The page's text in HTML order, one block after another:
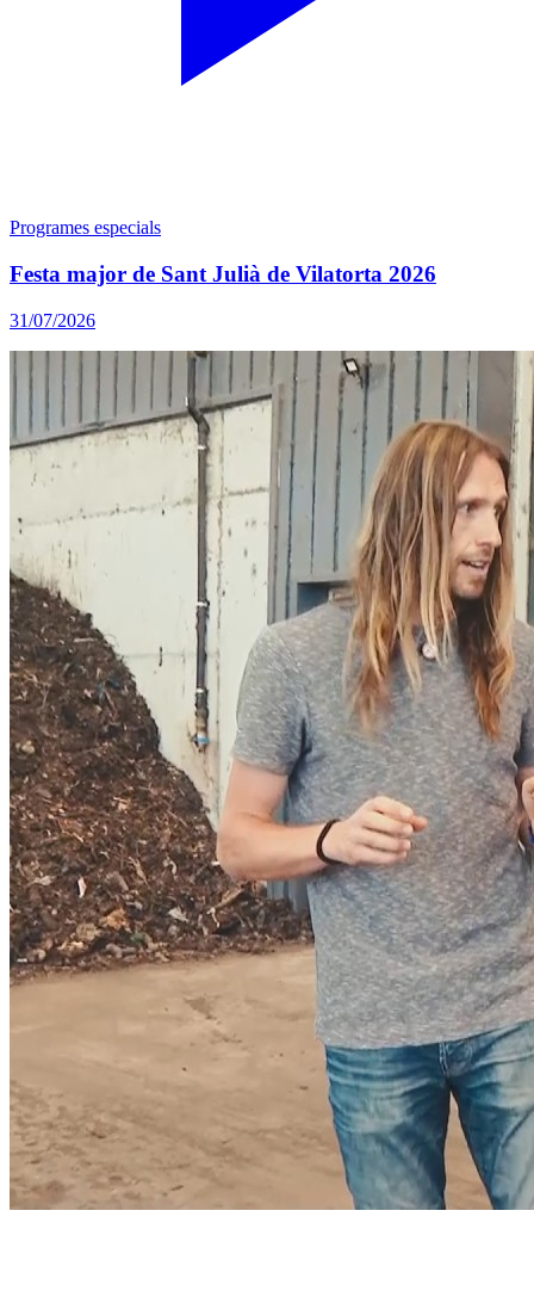
Programes especials
Festa major de Sant Julià de Vilatorta 2026
31/07/2026